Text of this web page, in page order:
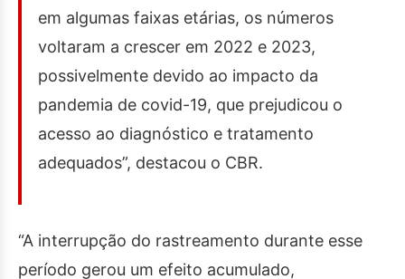
em algumas faixas etárias, os números
voltaram a crescer em 2022 e 2023,
possivelmente devido ao impacto da
pandemia de covid-19, que prejudicou o
acesso ao diagnóstico e tratamento
adequados”, destacou o CBR.
“A interrupção do rastreamento durante esse
período gerou um efeito acumulado,